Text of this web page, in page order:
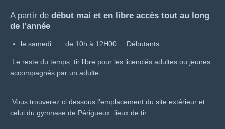
A partir de début mai et en libre accès tout au long
de l'année
le samedi de 10h à 12H00 : Débutants
Le reste du temps, tir libre pour les licenciés adultes ou jeunes
accompagnés par un adulte.
Vous trouverez ci dessous l'emplacement du site extérieur et
celui du gymnase de Périgueux lieux de tir.